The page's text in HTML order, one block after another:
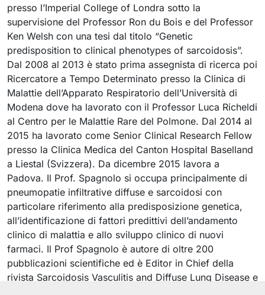
presso l’Imperial College of Londra sotto la
supervisione del Professor Ron du Bois e del Professor
Ken Welsh con una tesi dal titolo “Genetic
predisposition to clinical phenotypes of sarcoidosis”.
Dal 2008 al 2013 è stato prima assegnista di ricerca poi
Ricercatore a Tempo Determinato presso la Clinica di
Malattie dell’Apparato Respiratorio dell’Università di
Modena dove ha lavorato con il Professor Luca Richeldi
al Centro per le Malattie Rare del Polmone. Dal 2014 al
2015 ha lavorato come Senior Clinical Research Fellow
presso la Clinica Medica del Canton Hospital Baselland
a Liestal (Svizzera). Da dicembre 2015 lavora a
Padova. Il Prof. Spagnolo si occupa principalmente di
pneumopatie infiltrative diffuse e sarcoidosi con
particolare riferimento alla predisposizione genetica,
all’identificazione di fattori predittivi dell’andamento
clinico di malattia e allo sviluppo clinico di nuovi
farmaci. Il Prof Spagnolo è autore di oltre 200
pubblicazioni scientifiche ed è Editor in Chief della
rivista Sarcoidosis Vasculitis and Diffuse Lung Disease e
Cookie
strettamente
necessari
Questi cookie